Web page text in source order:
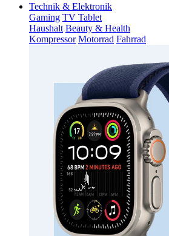
Technik & Elektronik
Gaming TV Tablet
Haushalt Beauty & Health
Kompressor Motorrad Fahrrad